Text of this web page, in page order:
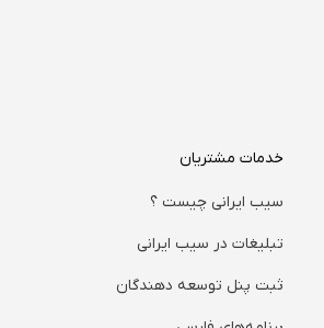
خدمات مشتریان
سیب ایرانی چیست ؟
تبلیغات در سیب ایرانی
ثبت پنل توسعه دهندگان